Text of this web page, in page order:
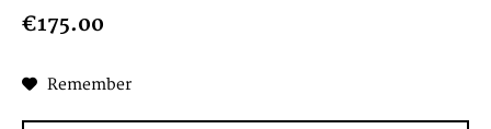
€175.00
Remember